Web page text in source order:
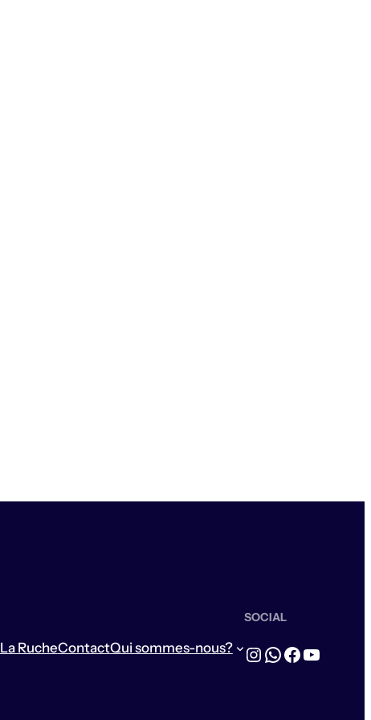
La RucheContactQui sommes-nous?
SOCIAL
Instagram
WhatsApp
Facebook